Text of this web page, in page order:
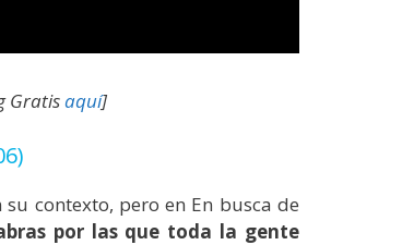
Gratisaquí]
contexto, pero en En busca de
por las que toda la gente